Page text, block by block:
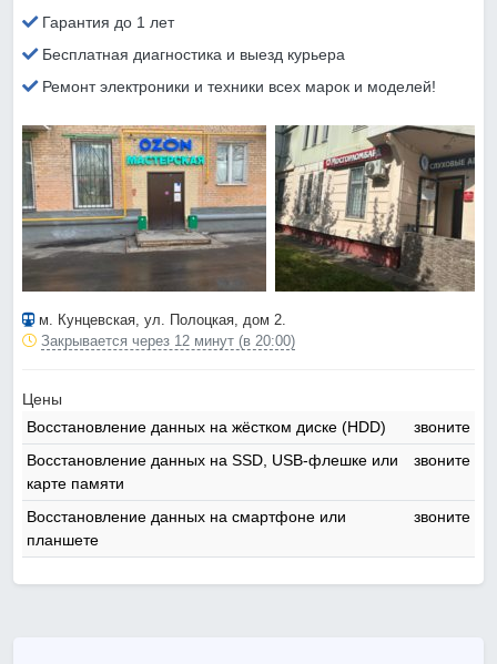
Гарантия до 1 лет
Бесплатная диагностика и выезд курьера
Ремонт электроники и техники всех марок и моделей!
м. Кунцевская, ул. Полоцкая, дом 2.
Закрывается через 12 минут (в 20:00)
Цены
Восстановление данных на жёстком диске (HDD)
звоните
Восстановление данных на SSD, USB-флешке или
карте памяти
звоните
Восстановление данных на смартфоне или
планшете
звоните